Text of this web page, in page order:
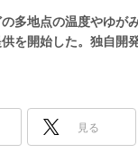
日本も
多地点の温度やゆが
を開始した。独自開
見る